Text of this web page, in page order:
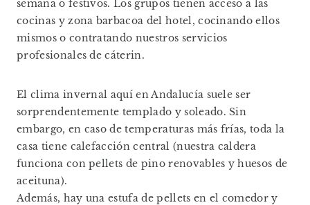
semana o festivos. Los grupos tienen acceso a las
cocinas y zona barbacoa del hotel, cocinando ellos
mismos o contratando nuestros servicios
profesionales de cáterin.
El clima invernal aquí en Andalucía suele ser
sorprendentemente templado y soleado. Sin
embargo, en caso de temperaturas más frías, toda la
casa tiene calefacción central (nuestra caldera
funciona con pellets de pino renovables y huesos de
aceituna).
Además, hay una estufa de pellets en el comedor y